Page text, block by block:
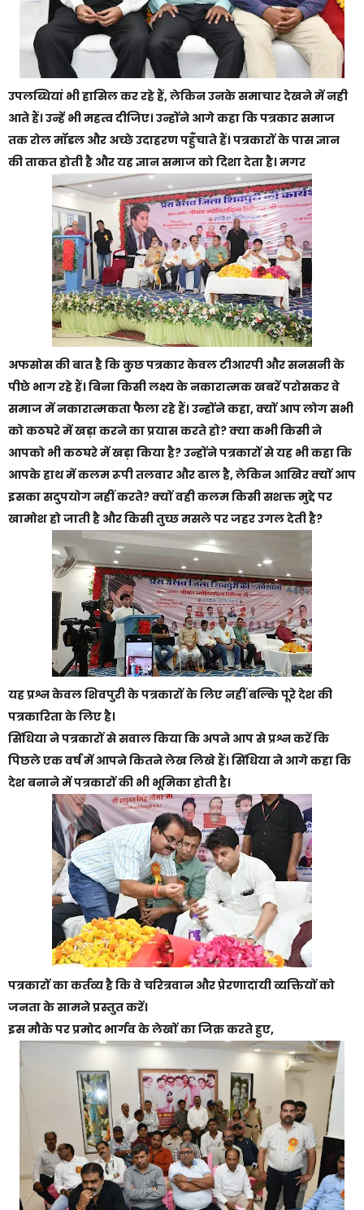
उपलब्धियां भी हासिल कर रहे हैं, लेकिन उनके समाचार देखने में नही
आते हैं। उन्हें भी महत्व दीजिए। उन्होंने आगे कहा कि पत्रकार समाज
तक रोल मॉडल और अच्छे उदाहरण पहुँचाते हैं। पत्रकारों के पास ज्ञान
की ताकत होती है और यह ज्ञान समाज को दिशा देता है। मगर
अफसोस की बात है कि कुछ पत्रकार केवल टीआरपी और सनसनी के
पीछे भाग रहे हैं। बिना किसी लक्ष्य के नकारात्मक खबरें परोसकर वे
समाज में नकारात्मकता फैला रहे हैं। उन्होंने कहा, क्यों आप लोग सभी
को कठघरे में खड़ा करने का प्रयास करते हो? क्या कभी किसी ने
आपको भी कठघरे में खड़ा किया है? उन्होंने पत्रकारों से यह भी कहा कि
आपके हाथ में कलम रूपी तलवार और ढाल है, लेकिन आखिर क्यों आप
इसका सदुपयोग नहीं करते? क्यों वही कलम किसी सशक्त मुद्दे पर
खामोश हो जाती है और किसी तुच्छ मसले पर जहर उगल देती है?
यह प्रश्न केवल शिवपुरी के पत्रकारों के लिए नहीं बल्कि पूरे देश की
पत्रकारिता के लिए है।
सिंधिया ने पत्रकारों से सवाल किया कि अपने आप से प्रश्न करें कि
पिछले एक वर्ष में आपने कितने लेख लिखे हैं। सिंधिया ने आगे कहा कि
देश बनाने में पत्रकारों की भी भूमिका होती है।
पत्रकारों का कर्तव्य है कि वे चरित्रवान और प्रेरणादायी व्यक्तियों को
जनता के सामने प्रस्तुत करें।
इस मौके पर प्रमोद भार्गव के लेखों का जिक्र करते हुए,